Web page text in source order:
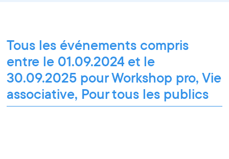
Tous les événements compris
entre le 01.09.2024 et le
30.09.2025 pour Workshop pro, Vie
associative, Pour tous les publics